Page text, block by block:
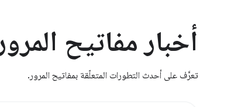
أخبار مفاتيح المرور
تعرَّف على أحدث التطورات المتعلّقة بمفاتيح المرور.